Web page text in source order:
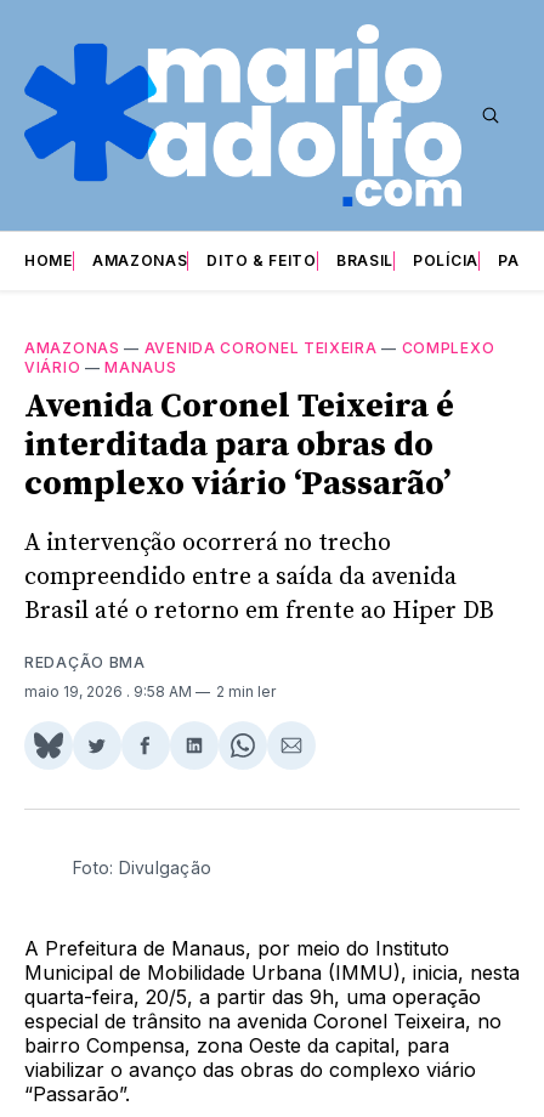
HOME AMAZONAS DITO & FEITO BRASIL POLÍCIA
AMAZONAS — AVENIDA CORONEL TEIXEIRA — COMPLEXO
VIÁRIO —MANAUS
Avenida Coronel Teixeira é
interditada para obras do
complexo viário ‘Passarão’
A intervenção ocorrerá no trecho
compreendido entre a saída da avenida
Brasil até o retorno em frente ao Hiper DB
REDAÇÃO BMA
maio 19, 2026 . 9:58 AM 2 min ler
Share
BlueSky
Compartilhar
Twitter
Compartilhar
Facebook
Compartilhar
LinkedIn
Share
WhatsApp
Compartilhar
Email
Foto: Divulgação
A Prefeitura de Manaus, por meio do Instituto
Municipal de Mobilidade Urbana (IMMU), inicia, nesta
quarta-feira, 20/5, a partir das 9h, uma operação
especial de trânsito na avenida Coronel Teixeira, no
bairro Compensa, zona Oeste da capital, para
viabilizar o avanço das obras do complexo viário
“Passarão”.